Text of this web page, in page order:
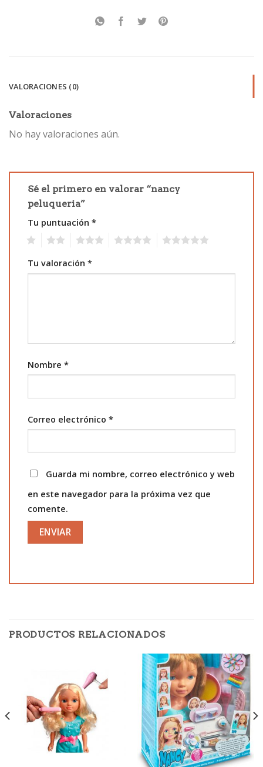
VALORACIONES (0)
Valoraciones
No hay valoraciones aún.
Sé el primero en valorar “nancy
peluqueria”
Tu puntuación *
Tu valoración *
Nombre *
Correo electrónico *
Guarda mi nombre, correo electrónico y web
en este navegador para la próxima vez que
comente.
PRODUCTOS RELACIONADOS